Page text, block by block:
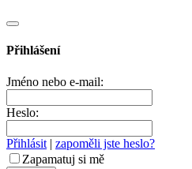
Přihlášení
Jméno nebo e-mail:
Heslo:
Přihlásit | zapoměli jste heslo?
Zapamatuj si mě